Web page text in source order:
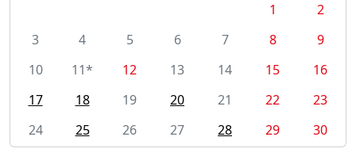
1
2
3
4 5 6 7 8
9
10
11* 12 13 14 15
16
17
18 19 20 21 22
23
24
25 26 27 28 29 30